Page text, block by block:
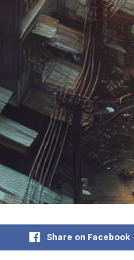
Share on Facebook